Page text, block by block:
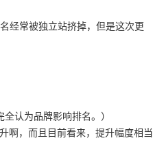
经常被独立站挤掉，但是这次更
认为品牌影响排名。）
啊，而且目前看来，提升幅度相当